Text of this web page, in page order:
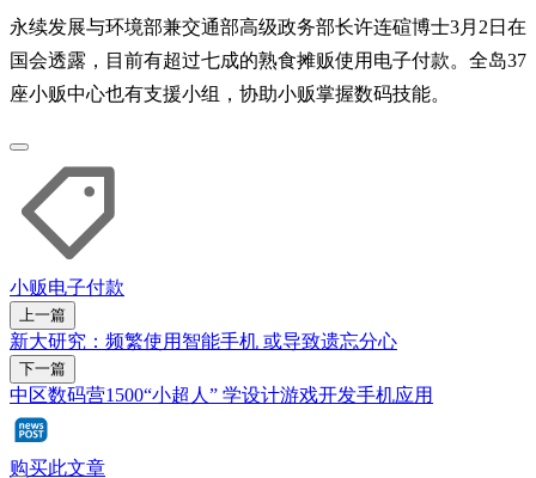
永续发展与环境部兼交通部高级政务部长许连碹博士3月2日在
国会透露，目前有超过七成的熟食摊贩使用电子付款。全岛37
座小贩中心也有支援小组，协助小贩掌握数码技能。
小贩电子付款
上一篇
新大研究：频繁使用智能手机 或导致遗忘分心
下一篇
中区数码营1500“小超人” 学设计游戏开发手机应用
购买此文章